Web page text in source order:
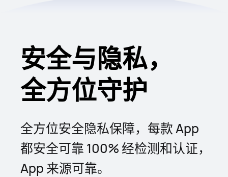
安全与隐私，
全方位守护
全方位安全隐私保障，每款 App
都⁠安全可靠 100% 经检测和认证，
App 来源可靠。